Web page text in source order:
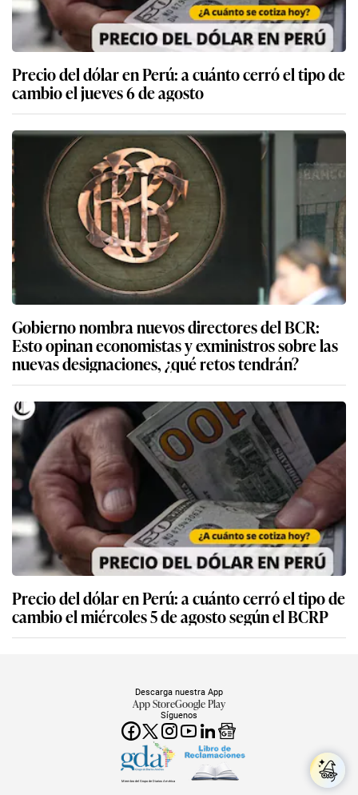
Precio del dólar en Perú: a cuánto cerró el tipo de
cambio el jueves 6 de agosto
Gobierno nombra nuevos directores del BCR:
Esto opinan economistas y exministros sobre las
nuevas designaciones, ¿qué retos tendrán?
Precio del dólar en Perú: a cuánto cerró el tipo de
cambio el miércoles 5 de agosto según el BCRP
Síguenos
Descarga nuestra App
App StoreGoogle Play
Miembro del Grupo de Diarios América